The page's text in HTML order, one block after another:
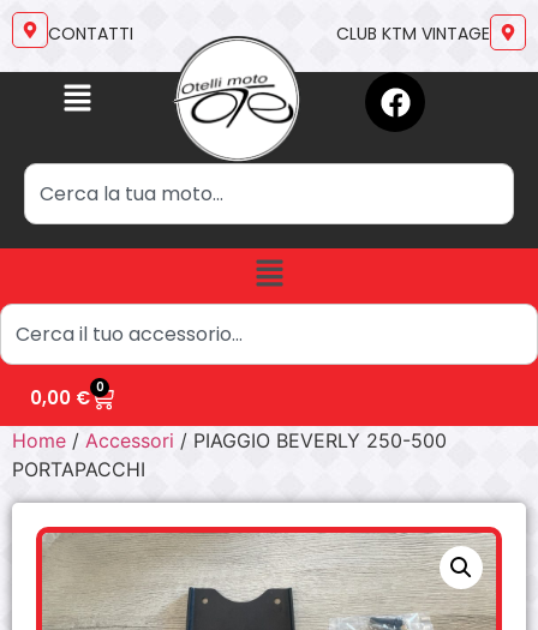
CONTATTI CLUB KTM VINTAGE
0,00 € 0
Home / Accessori / PIAGGIO BEVERLY 250-500
PORTAPACCHI